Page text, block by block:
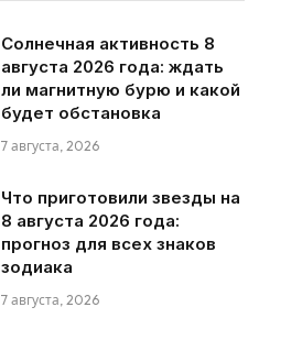
Солнечная активность 8
августа 2026 года: ждать
ли магнитную бурю и какой
будет обстановка
7 августа, 2026
Что приготовили звезды на
8 августа 2026 года:
прогноз для всех знаков
зодиака
7 августа, 2026